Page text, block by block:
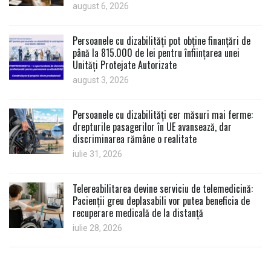
august 6, 2026
Persoanele cu dizabilități pot obține finanțări de
până la 815.000 de lei pentru înființarea unei
Unități Protejate Autorizate
august 3, 2026
Persoanele cu dizabilități cer măsuri mai ferme:
drepturile pasagerilor în UE avansează, dar
discriminarea rămâne o realitate
iulie 31, 2026
Telereabilitarea devine serviciu de telemedicină:
Pacienții greu deplasabili vor putea beneficia de
recuperare medicală de la distanță
iulie 28, 2026